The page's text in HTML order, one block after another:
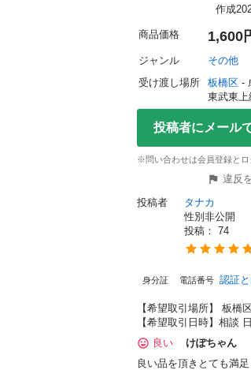
作成
商品価格 1,600
ジャンル
その他
受け渡し場所
板橋区 -
東武東上
投稿者にメール
※問い合わせは会員登録とロ
違反
投稿者
タナカ
性別非公開
投稿： 74
身分証 電話番号 認証
【希望取引場所】 板橋
【希望取引日時】相談
良い
けぽちゃん
良い品を頂きとても満